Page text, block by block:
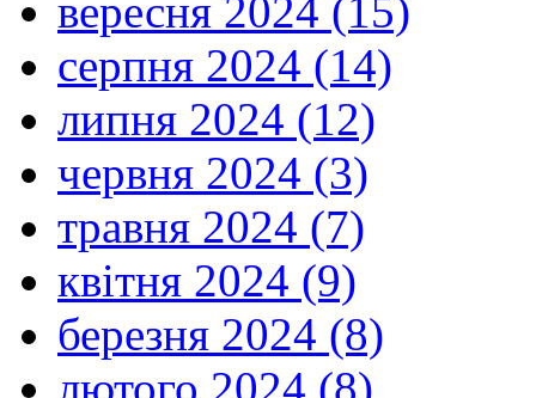
вересня 2024 (15)
серпня 2024 (14)
липня 2024 (12)
червня 2024 (3)
травня 2024 (7)
квітня 2024 (9)
березня 2024 (8)
лютого 2024 (8)